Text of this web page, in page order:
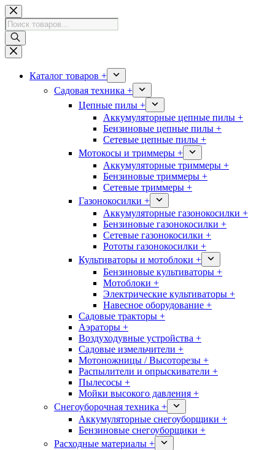
Перейти
к
сути
Поиск
товаров
Каталог товаров +
Садовая техника +
Цепные пилы +
Аккумуляторные цепные пилы +
Бензиновые цепные пилы +
Сетевые цепные пилы +
Мотокосы и триммеры +
Аккумуляторные триммеры +
Бензиновые триммеры +
Сетевые триммеры +
Газонокосилки +
Аккумуляторные газонокосилки +
Бензиновые газонокосилки +
Сетевые газонокосилки +
Рототы газонокосилки +
Культиваторы и мотоблоки +
Бензиновые культиваторы +
Мотоблоки +
Электрические культиваторы +
Навесное оборудование +
Садовые тракторы +
Аэраторы +
Воздуходувные устройства +
Садовые измельчители +
Мотоножницы / Высоторезы +
Распылители и опрыскиватели +
Пылесосы +
Мойки высокого давления +
Снегоуборочная техника +
Аккумуляторные снегоуборщики +
Бензиновые снегоуборщики +
Расходные материалы +